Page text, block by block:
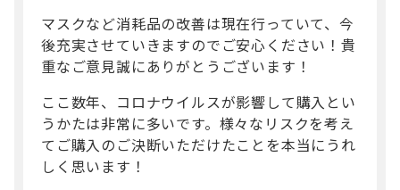
マスクなど消耗品の改善は現在行っていて、今
後充実させていきますのでご安心ください！貴
重なご意見誠にありがとうございます！
ここ数年、コロナウイルスが影響して購入とい
うかたは非常に多いです。様々なリスクを考え
てご購入のご決断いただけたことを本当にうれ
しく思います！